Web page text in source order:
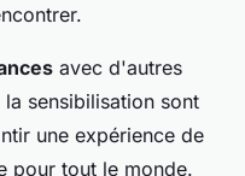
avec d'autres
sensibilisation sont
une expérience de
pour tout le monde.